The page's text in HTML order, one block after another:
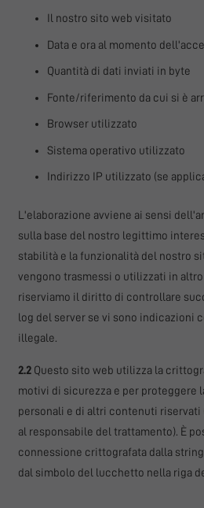
Il nostro sito web visitato
Data e ora al momento
Quantità di dati inviati in byte
Fonte/riferimento da cui si è
Browser utilizzato
Sistema operativo utilizzato
Indirizzo IP utilizzato (se
L'elaborazione avviene ai sensi
sulla base del nostro legittimo
stabilità e la funzionalità del nostro
vengono trasmessi o utilizzati in altro
riserviamo il diritto di controllare
log del server se vi sono indicazioni
illegale.
2.2Questo sito web utilizza la
motivi di sicurezza e per proteggere
personali e di altri contenuti riservati
al responsabile del trattamento). È
connessione crittografata dalla
dal simbolo del lucchetto nella riga